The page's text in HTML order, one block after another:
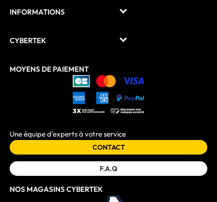
INFORMATIONS
CYBERTEK
MOYENS DE PAIEMENT
Une équipe d'experts à votre service
CONTACT
F.A.Q
NOS MAGASINS CYBERTEK